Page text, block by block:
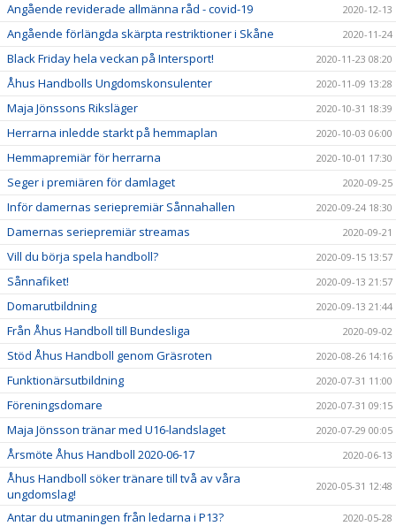
Angående reviderade allmänna råd - covid-19 2020-12-13
Angående förlängda skärpta restriktioner i Skåne 2020-11-24
Black Friday hela veckan på Intersport! 2020-11-23 08:20
Åhus Handbolls Ungdomskonsulenter 2020-11-09 13:28
Maja Jönssons Riksläger 2020-10-31 18:39
Herrarna inledde starkt på hemmaplan 2020-10-03 06:00
Hemmapremiär för herrarna 2020-10-01 17:30
Seger i premiären för damlaget 2020-09-25
Inför damernas seriepremiär Sånnahallen 2020-09-24 18:30
Damernas seriepremiär streamas 2020-09-21
Vill du börja spela handboll? 2020-09-15 13:57
Sånnafiket! 2020-09-13 21:57
Domarutbildning 2020-09-13 21:44
Från Åhus Handboll till Bundesliga 2020-09-02
Stöd Åhus Handboll genom Gräsroten 2020-08-26 14:16
Funktionärsutbildning 2020-07-31 11:00
Föreningsdomare 2020-07-31 09:15
Maja Jönsson tränar med U16-landslaget 2020-07-29 00:05
Årsmöte Åhus Handboll 2020-06-17 2020-06-13
Åhus Handboll söker tränare till två av våra
ungdomslag!
2020-05-31 12:48
Antar du utmaningen från ledarna i P13? 2020-05-28